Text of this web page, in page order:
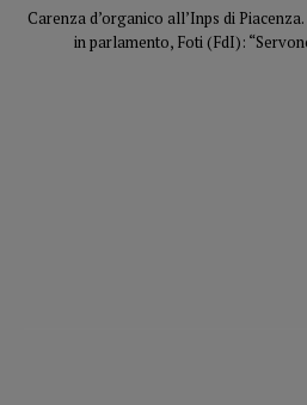
Carenza d’organico all’Inps di
in parlamento, Foti (FdI):